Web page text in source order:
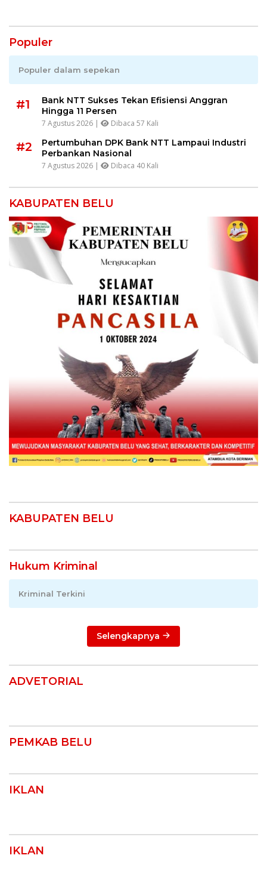
Populer
Populer dalam sepekan
#1
Bank NTT Sukses Tekan Efisiensi Anggran
Hingga 11 Persen
7 Agustus 2026 | Dibaca 57 Kali
#2
Pertumbuhan DPK Bank NTT Lampaui Industri
Perbankan Nasional
7 Agustus 2026 | Dibaca 40 Kali
KABUPATEN BELU
KABUPATEN BELU
Hukum Kriminal
Kriminal Terkini
Selengkapnya
ADVETORIAL
PEMKAB BELU
IKLAN
IKLAN